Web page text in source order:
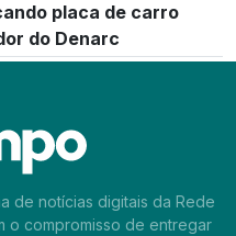
placa de carro
do Denarc
de notícias digitais da Rede
o compromisso de entregar